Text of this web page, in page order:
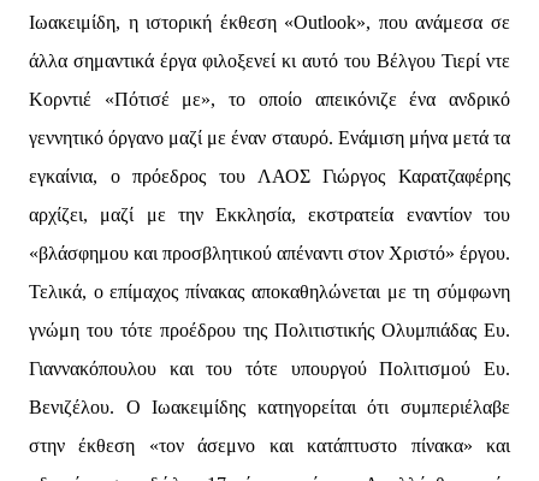
Ιωακειμίδη, η ιστορική έκθεση «Outlook», που ανάμεσα σε
άλλα σημαντικά έργα φιλοξενεί κι αυτό του Βέλγου Τιερί ντε
Κορντιέ «Πότισέ με», το οποίο απεικόνιζε ένα ανδρικό
γεννητικό όργανο μαζί με έναν σταυρό. Ενάμιση μήνα μετά τα
εγκαίνια, ο πρόεδρος του ΛΑΟΣ Γιώργος Καρατζαφέρης
αρχίζει, μαζί με την Εκκλησία, εκστρατεία εναντίον του
«βλάσφημου και προσβλητικού απέναντι στον Χριστό» έργου.
Τελικά, ο επίμαχος πίνακας αποκαθηλώνεται με τη σύμφωνη
γνώμη του τότε προέδρου της Πολιτιστικής Ολυμπιάδας Ευ.
Γιαννακόπουλου και του τότε υπουργού Πολιτισμού Ευ.
Βενιζέλου. Ο Ιωακειμίδης κατηγορείται ότι συμπεριέλαβε
στην έκθεση «τον άσεμνο και κατάπτυστο πίνακα» και